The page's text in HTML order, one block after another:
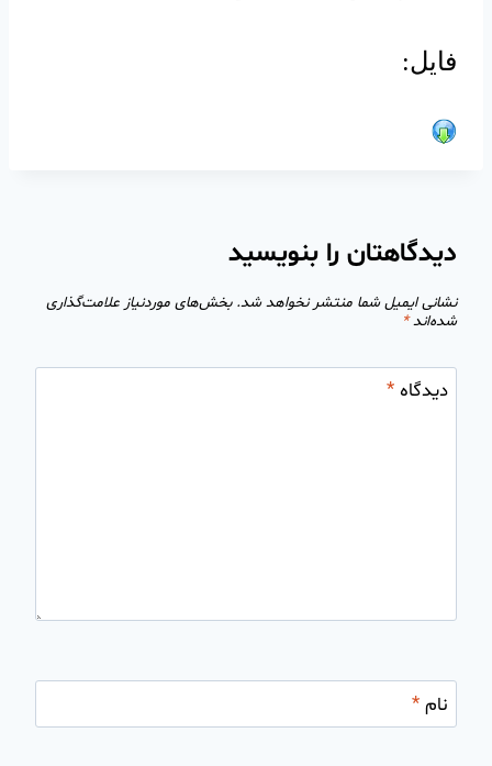
فایل:
دیدگاهتان را بنویسید
نشانی ایمیل شما منتشر نخواهد شد. بخش‌های موردنیاز علامت‌گذاری
شده‌اند*
دیدگاه*
نام*